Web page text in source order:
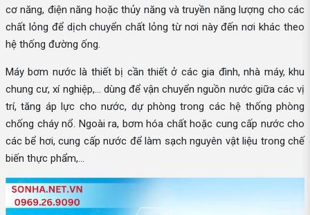
cơ năng, điện năng hoặc thủy năng và truyền năng lượng cho các
chất lỏng để dịch chuyển chất lỏng từ nơi này đến nơi khác theo
hệ thống đường ống.
Máy bơm nước là thiết bị cần thiết ở các gia đình, nhà máy, khu
chung cư, xí nghiệp,... dùng để vận chuyển nguồn nước giữa các vị
trí, tăng áp lực cho nước, dự phòng trong các hệ thống phòng
chống cháy nổ. Ngoài ra, bơm hóa chất hoặc cung cấp nước cho
các bể hơi, cung cấp nước để làm sạch nguyên vật liệu trong chế
biến thực phẩm,...